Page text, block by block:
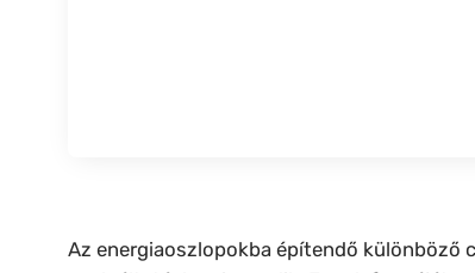
Az energiaoszlopokba építendő különböző